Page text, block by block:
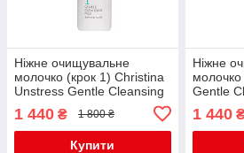
Ніжне очищувальне
молочко (крок 1) Christina
Unstress Gentle Cleansing
1 440 ₴ 1 800 ₴
Купити
Ніжне
Gentle
1 440